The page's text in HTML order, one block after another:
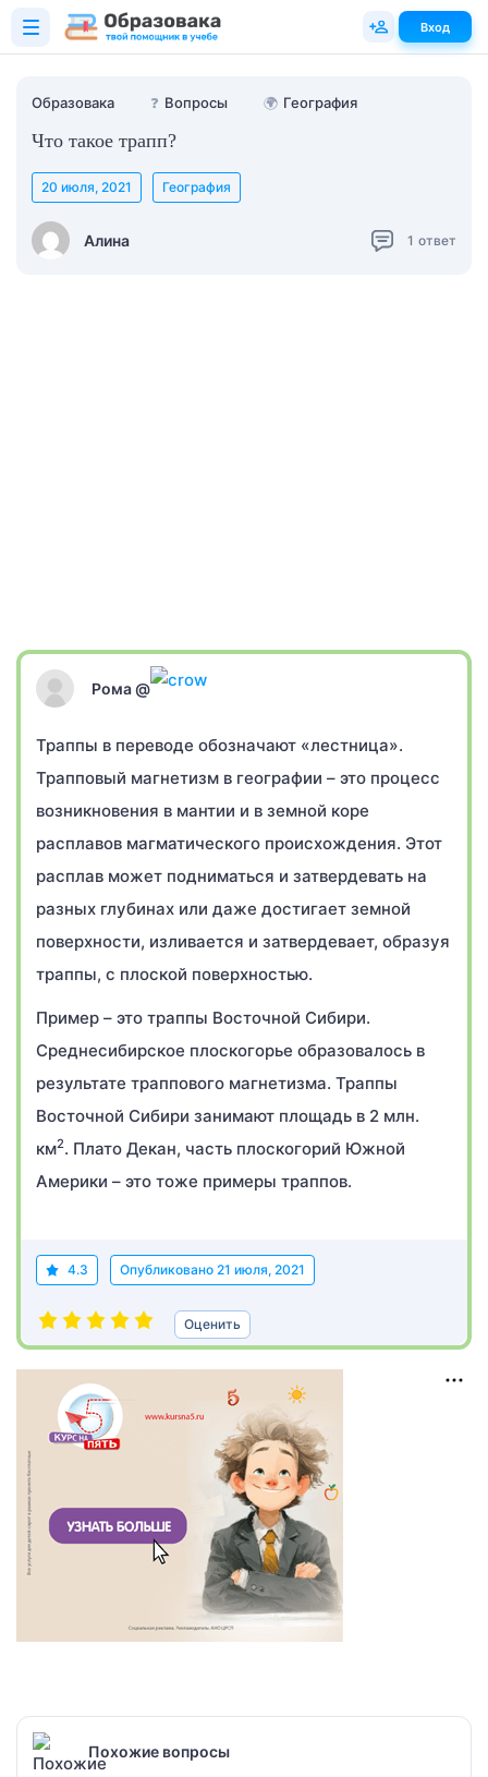
Образовака ❓ Вопросы 🌍 География
Что такое трапп?
Алина
20 июля, 2021 География
1 ответ
Рома @
Траппы в переводе обозначают «лестница».
Трапповый магнетизм в географии – это процесс
возникновения в мантии и в земной коре
расплавов магматического происхождения. Этот
расплав может подниматься и затвердевать на
разных глубинах или даже достигает земной
поверхности, изливается и затвердевает, образуя
траппы, с плоской поверхностью.
Пример – это траппы Восточной Сибири.
Среднесибирское плоскогорье образовалось в
результате траппового магнетизма. Траппы
Восточной Сибири занимают площадь в 2 млн.
км2. Плато Декан, часть плоскогорий Южной
Америки – это тоже примеры траппов.
4.3 Опубликовано 21 июля, 2021
Оценить
Похожие вопросы
Вход